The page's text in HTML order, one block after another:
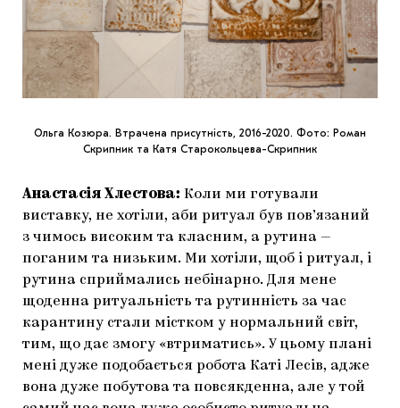
Ольга Козюра. Втрачена присутність, 2016-2020. Фото: Роман
Скрипник та Катя Старокольцева-Скрипник
Анастасія Хлестова: Коли ми готували
виставку, не хотіли, аби ритуал був пов’язаний
з чимось високим та класним, а рутина —
поганим та низьким. Ми хотіли, щоб і ритуал, і
рутина сприймались небінарно. Для мене
щоденна ритуальність та рутинність за час
карантину стали містком у нормальний світ,
тим, що дає змогу «втриматись». У цьому плані
мені дуже подобається робота Каті Лесів, адже
вона дуже побутова та повсякденна, але у той